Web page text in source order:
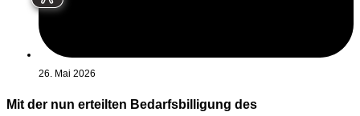
26. Mai 2026
Mit der nun erteilten Bedarfsbilligung des